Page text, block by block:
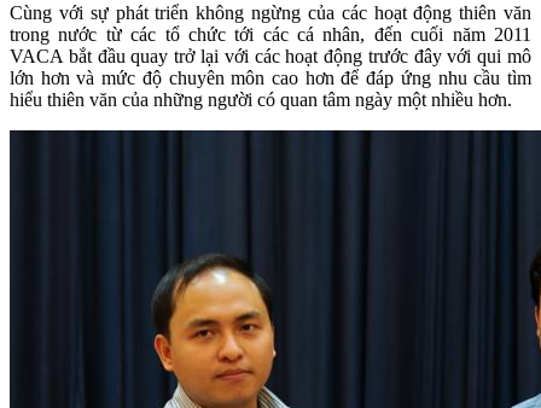
Cùng với sự phát triển không ngừng của các hoạt động thiên văn
trong nước từ các tổ chức tới các cá nhân, đến cuối năm 2011
VACA bắt đầu quay trở lại với các hoạt động trước đây với qui mô
lớn hơn và mức độ chuyên môn cao hơn để đáp ứng nhu cầu tìm
hiểu thiên văn của những người có quan tâm ngày một nhiều hơn.